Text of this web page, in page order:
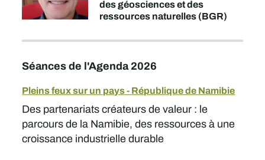
des géosciences et des
ressources naturelles (BGR)
Séances de l'Agenda 2026
Pleins feux sur un pays - République de Namibie
Des partenariats créateurs de valeur : le
parcours de la Namibie, des ressources à une
croissance industrielle durable